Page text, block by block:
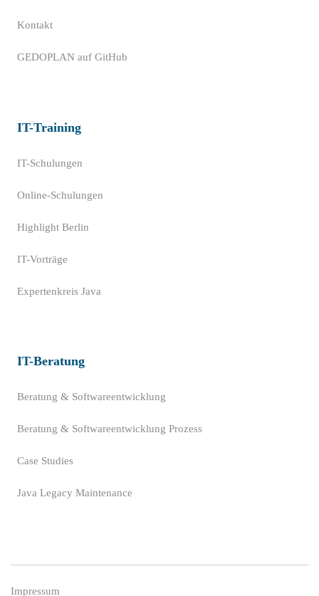
Kontakt
GEDOPLAN auf GitHub
IT-Training
IT-Schulungen
Online-Schulungen
Highlight Berlin
IT-Vorträge
Expertenkreis Java
IT-Beratung
Beratung & Softwareentwicklung
Beratung & Softwareentwicklung Prozess
Case Studies
Java Legacy Maintenance
Impressum